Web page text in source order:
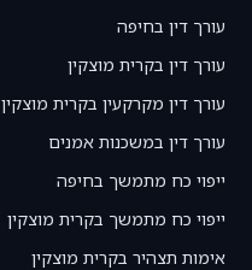
עורך דין בחיפה
עורך דין בקרית מוצקין
עורך דין מקרקעין בקרית מוצקין
עורך דין במשכנות אמנים
ייפוי כח מתמשך בחיפה
ייפוי כח מתמשך בקרית מוצקין
אימות תצהיר בקרית מוצקין